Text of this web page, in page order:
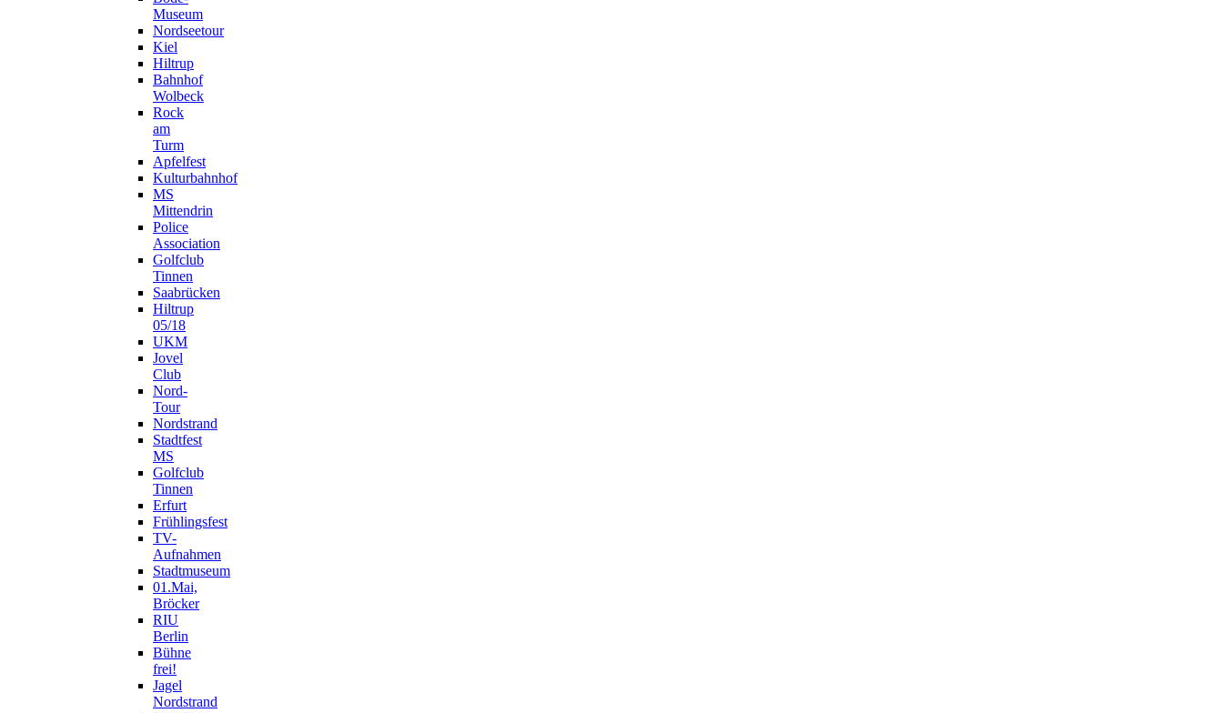
Museum
Nordseetour
Kiel
Hiltrup
Bahnhof
Wolbeck
Rock
am
Turm
Apfelfest
Kulturbahnhof
MS
Mittendrin
Police
Association
Golfclub
Tinnen
Saabrücken
Hiltrup
05/18
UKM
Jovel
Club
Nord-
Tour
Nordstrand
Stadtfest
MS
Golfclub
Tinnen
Erfurt
Frühlingsfest
TV-
Aufnahmen
Stadtmuseum
01.Mai,
Bröcker
RIU
Berlin
Bühne
frei!
Jagel
Nordstrand